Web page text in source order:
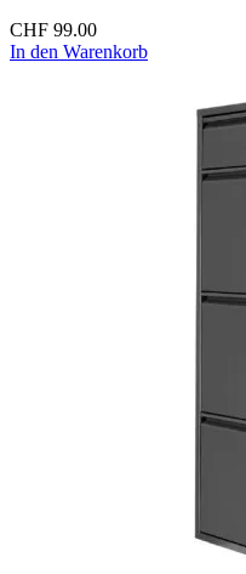
CHF 99.00
In den Warenkorb